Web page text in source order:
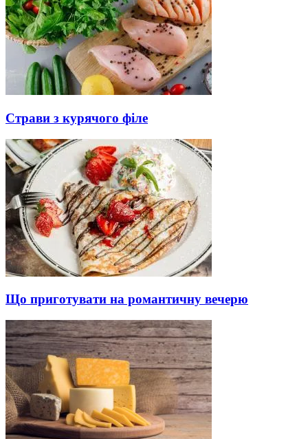
Страви з курячого філе
Що приготувати на романтичну вечерю